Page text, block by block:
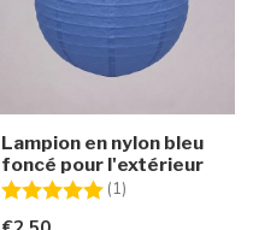
Lampion en nylon bleu
foncé pour l'extérieur
Note:
(1)